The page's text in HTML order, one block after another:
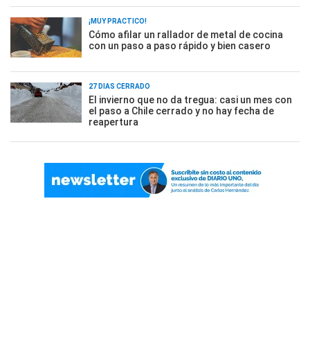
¡MUY PRÁCTICO!
Cómo afilar un rallador de metal de cocina
con un paso a paso rápido y bien casero
27 DÍAS CERRADO
El invierno que no da tregua: casi un mes con
el paso a Chile cerrado y no hay fecha de
reapertura